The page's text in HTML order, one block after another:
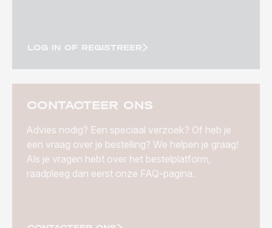
LOG IN OF REGISTREER
CONTACTEER ONS
Advies nodig? Een speciaal verzoek? Of heb je
een vraag over je bestelling? We helpen je graag!
Als je vragen hebt over het bestelplatform,
raadpleeg dan eerst onze FAQ-pagina.